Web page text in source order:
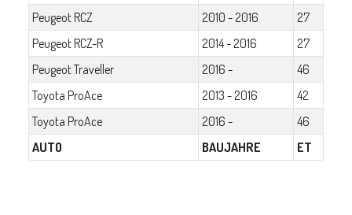
Peugeot RCZ
2010 - 2016
27
Peugeot RCZ-R
2014 - 2016
27
Peugeot Traveller
2016 -
46
Toyota ProAce
2013 - 2016
42
Toyota ProAce
2016 -
46
AUTO
BAUJAHRE ET